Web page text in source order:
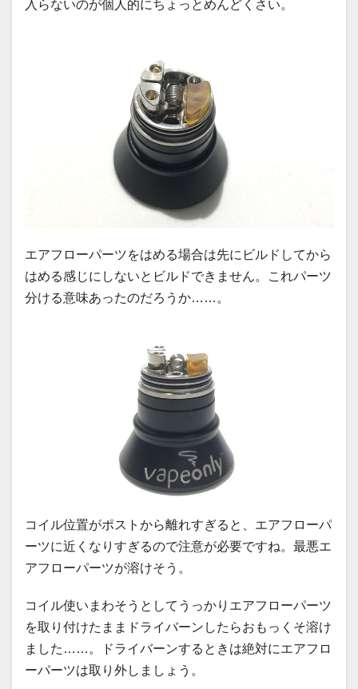
入らないのが個人的にちょっとめんどくさい。
エアフローパーツをはめる場合は先にビルドしてから
はめる感じにしないとビルドできません。これパーツ
分ける意味あったのだろうか……。
コイル位置がポストから離れすぎると、エアフローパ
ーツに近くなりすぎるので注意が必要ですね。最悪エ
アフローパーツが溶けそう。
コイル使いまわそうとしてうっかりエアフローパーツ
を取り付けたままドライバーンしたらおもっくそ溶け
ました……。ドライバーンするときは絶対にエアフロ
ーパーツは取り外しましょう。